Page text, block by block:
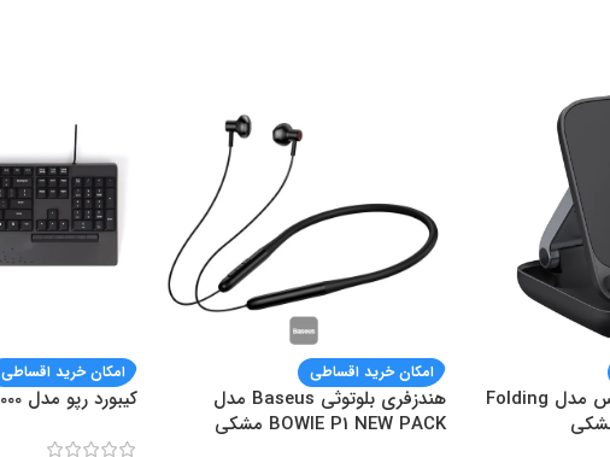
هولدر موبایل باسئوس مدل Folding
امکان خرید اقساطی
هندزفری بلوتوثی Baseus مدل
BOWIE P1 NEW PACK مشکی
امکان خرید اقساطی
کیبورد رپو مدل NK2000